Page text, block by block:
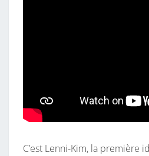
C’est Lenni-Kim, la première